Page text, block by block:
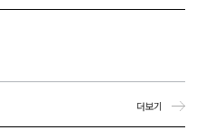
더보기